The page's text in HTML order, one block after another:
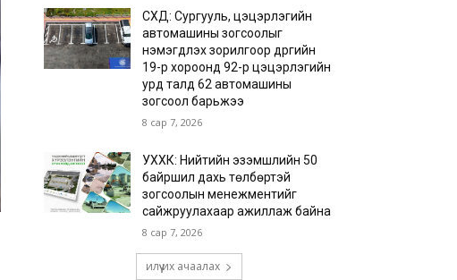
СХД: Сургууль, цэцэрлэгийн
автомашины зогсоолыг
нэмэгдүүлэх зорилгоор дүүргийн
19-р хороонд 92-р цэцэрлэгийн
урд талд 62 автомашины
зогсоол барьжээ
8 сар 7, 2026
УХХК: Нийтийн эзэмшлийн 50
байршил дахь төлбөртэй
зогсоолын менежментийг
сайжруулахаар ажиллаж байна
8 сар 7, 2026
илүү их ачаалах